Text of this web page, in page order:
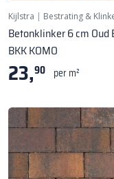
Kijlstra | Bestrating &
Betonklinker 6 cm Oud
BKK KOMO
23,90 per m²